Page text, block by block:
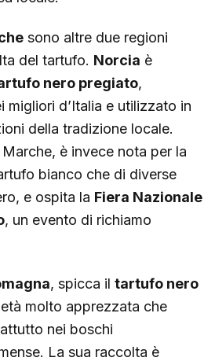
sono altre due regioni
del tartufo. Norcia è
nero pregiato,
migliori d’Italia e utilizzato in
della tradizione locale.
Marche, è invece nota per la
bianco che di diverse
e ospita la Fiera Nazionale
, un evento di richiamo
, spicca il tartufo nero
molto apprezzata che
nei boschi
La sua raccolta è